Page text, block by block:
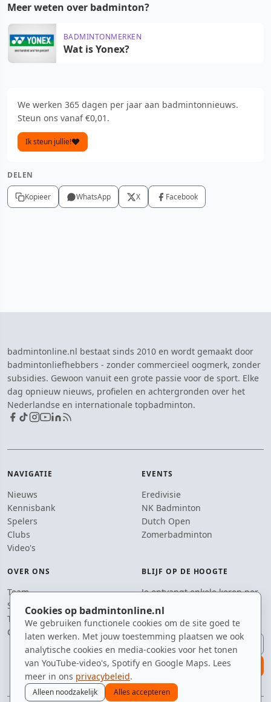
Cookies op badmintonline.nl
We gebruiken functionele cookies om de site goed te
laten werken. Met jouw toestemming plaatsen we ook
analytische cookies en media-cookies voor het tonen
van YouTube-video's, Spotify en Google Maps. Lees
meer in ons privacybeleid.
Alleen noodzakelijk Alles accepteren
Meer weten over badminton?
BADMINTONMERKEN
Wat is Yonex?
We werken 365 dagen per jaar aan badmintonnieuws.
Steun ons vanaf €0,01.
Ik steun jullie!
DELEN
Kopieer WhatsApp X Facebook
badmintonline.nl bestaat sinds 2010 en wordt gemaakt door
badmintonliefhebbers - zonder commercieel oogmerk, zonder
subsidies. Gewoon vanuit een grote passie voor de sport. Elke
dag opnieuw nieuws, profielen en achtergronden over het
Nederlandse en internationale topbadminton.
NAVIGATIE
Nieuws
Kennisbank
Spelers
Clubs
Video's
EVENTS
Eredivisie
NK Badminton
Dutch Open
Zomerbadminton
OVER ONS
Team
Supporters
Tip de redactie
Contact
BLIJF OP DE HOOGTE
Je ontvangt enkele keren per
jaar een e-mail met het
laatste badmintonnieuws.
E-mailadres
aanmelden